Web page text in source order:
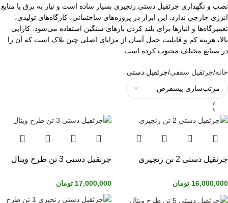
نصب و نگهداری جرثقیل دستی زنجیری بسیار ساده است و نیاز به برق یا منابع
انرژی خارجی ندارد. این ابزار در پروژه‌های ساختمانی، کارگاه‌های تولیدی،
تعمیرگاه‌ها و انبارها برای بلند کردن بارهای سنگین استفاده می‌شود. کارایی
بالا، هزینه کم و قابلیت حمل آسان از مزایای اصلی چین بلاک است که آن را
در صنایع مختلف محبوب کرده است.
خانه جرثقیل سقفی جرثقیل دستی
جرثقیل دستی 2 تن زنجیری
16,000,000 تومان
جرثقیل دستی 3 تن طرح ویتال
17,000,000 تومان